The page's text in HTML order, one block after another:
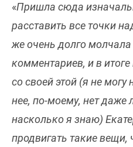
«Пришла сюда
расставить все точки
же очень долго
комментариев, и в
со своей этой (я не могу
нее, по-моему, нет даже
насколько я знаю)
продвигать такие вещи,